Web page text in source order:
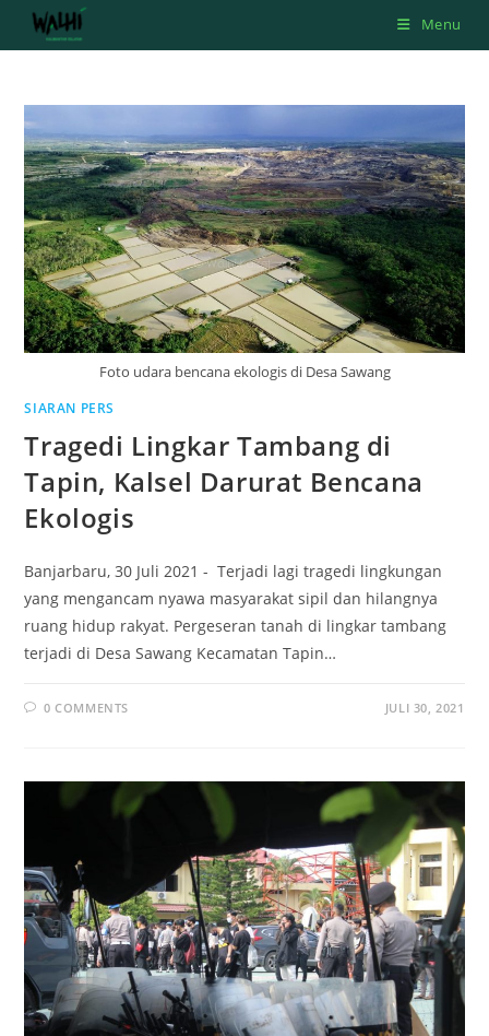
Menu
Foto udara bencana ekologis di Desa Sawang
SIARAN PERS
Tragedi Lingkar Tambang di
Tapin, Kalsel Darurat Bencana
Ekologis
Banjarbaru, 30 Juli 2021 - Terjadi lagi tragedi lingkungan
yang mengancam nyawa masyarakat sipil dan hilangnya
ruang hidup rakyat. Pergeseran tanah di lingkar tambang
terjadi di Desa Sawang Kecamatan Tapin…
0 COMMENTS JULI 30, 2021